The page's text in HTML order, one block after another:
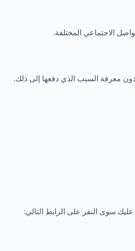
الاجتماعي المختلفة.
معرفة السبب الذي دفعها إلى ذلك.
سوى النقر على الرابط التالي: